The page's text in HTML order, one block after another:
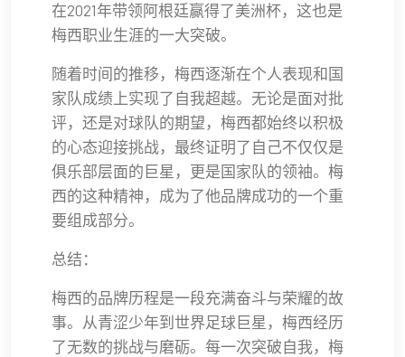
在2021年带领阿根廷赢得了美洲杯，这也是
梅西职业生涯的一大突破。
随着时间的推移，梅西逐渐在个人表现和国
家队成绩上实现了自我超越。无论是面对批
评，还是对球队的期望，梅西都始终以积极
的心态迎接挑战，最终证明了自己不仅仅是
俱乐部层面的巨星，更是国家队的领袖。梅
西的这种精神，成为了他品牌成功的一个重
要组成部分。
总结：
梅西的品牌历程是一段充满奋斗与荣耀的故
事。从青涩少年到世界足球巨星，梅西经历
了无数的挑战与磨砺。每一次突破自我，梅